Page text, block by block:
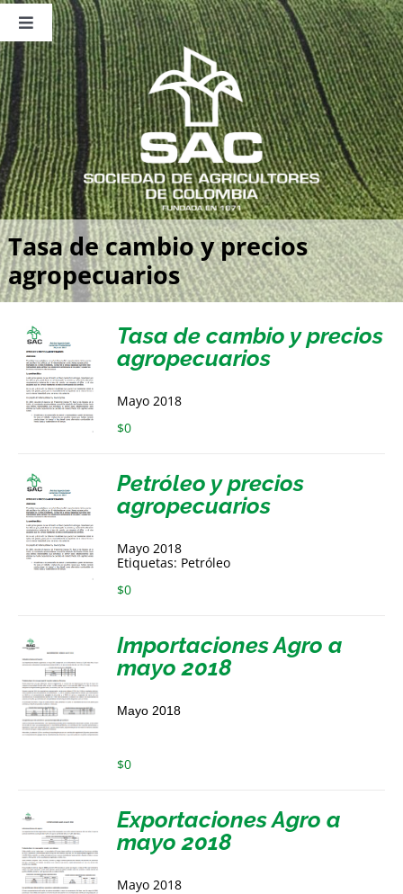
Saltar
contenido
Toggle
Navigation
Nosotros
Publicaciones
Sala de Prensa
Eventos
Tasa de cambio y precios
agropecuarios
Tasa de cambio y precios
agropecuarios
Mayo 2018
$0
Petróleo y precios
agropecuarios
Mayo 2018
Etiquetas: Petróleo
$0
Importaciones Agro a
mayo 2018
Mayo 2018
$0
Exportaciones Agro a
mayo 2018
Mayo 2018